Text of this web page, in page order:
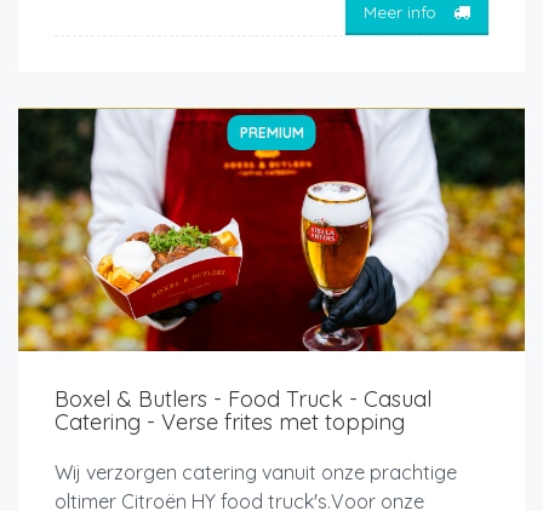
Meer info
PREMIUM
Boxel & Butlers - Food Truck - Casual
Catering - Verse frites met topping
Wij verzorgen catering vanuit onze prachtige
oltimer Citroën HY food truck's.Voor onze